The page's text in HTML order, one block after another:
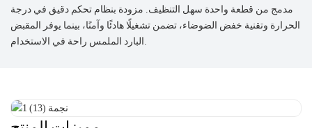
مدمج من قطعة واحدة سهل التنظيف. مزودة بنظام تحكم دقيق في درجة
الحرارة وتقنية خفض الضوضاء، تضمن تشغيلًا هادئًا وآمنًا، بينما يوفر المقبض
البارد الملمس راحة في الاستخدام.